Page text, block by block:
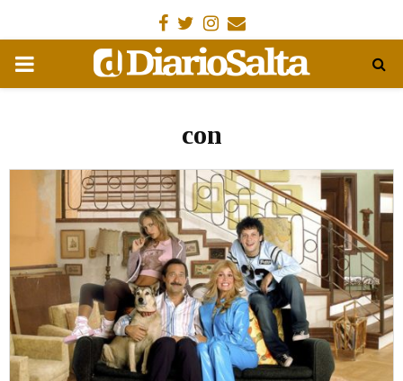
Facebook
Gorjeo
Instagram
Email
MENÚ
con